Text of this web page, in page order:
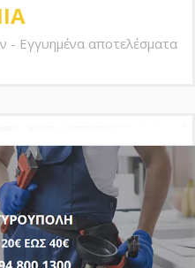
- Εγγυημένα αποτελέσματα